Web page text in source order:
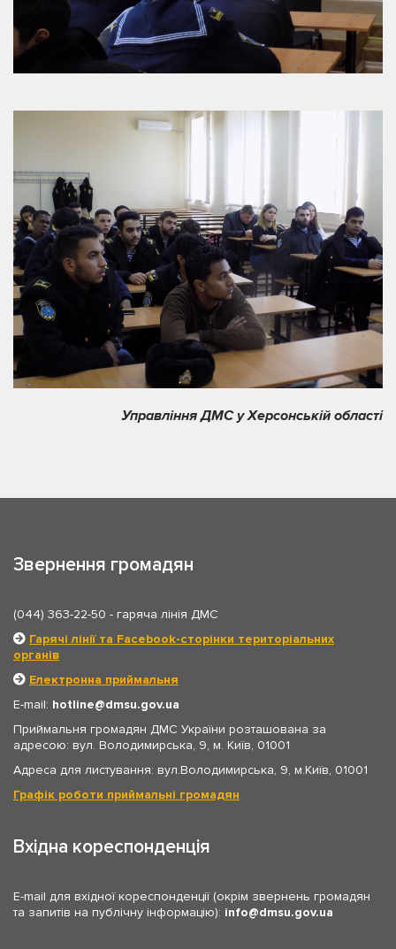
Управління ДМС у Херсонській області
Звернення громадян
(044) 363-22-50 - гаряча лінія ДМС
Гарячі лінії та Facebook-сторінки територіальних
органів
Електронна приймальня
E-mail: hotline
dmsu.gov.ua
Приймальня громадян ДМС України розташована за
адресою: вул. Володимирська, 9, м. Київ, 01001
Адреса для листування: вул.Володимирська, 9, м.Київ, 01001
Графік роботи приймальні громадян
Вхідна кореспонденція
E-mail для вхідної кореспонденції (окрім звернень громадян
та запитів на публічну інформацію): info dmsu.gov.ua